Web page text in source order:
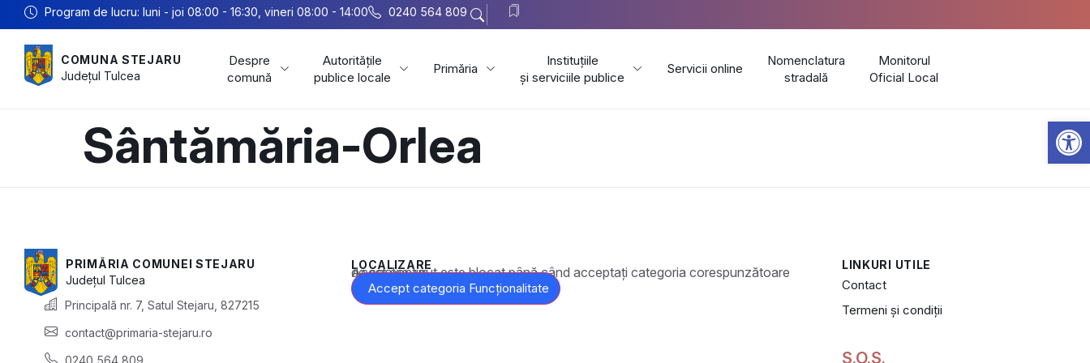
Program de lucru: luni - joi 08:00 - 16:30, vineri 08:00 - 14:00 0240 564 809
COMUNA STEJARU
Județul Tulcea
Despre
comună
Autoritățile
publice locale
Primăria
Instituțiile
și serviciile publice
Servicii online
Nomenclatura
stradală
Monitorul
Oficial Local
Sântămăria-Orlea
PRIMĂRIA COMUNEI STEJARU
Județul Tulcea
Principală nr. 7, Satul Stejaru, 827215
contact@primaria-stejaru.ro
0240 564 809
LOCALIZARE
Acest conținut este blocat până când acceptați categoria corespunzătoare de cookie-uri.
Accept categoria Funcționalitate
LINKURI UTILE
Contact
Termeni și condiții
S.O.S.